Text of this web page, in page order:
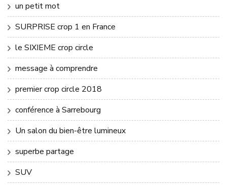
un petit mot
SURPRISE crop 1 en France
le SIXIEME crop circle
message à comprendre
premier crop circle 2018
conférence à Sarrebourg
Un salon du bien-être lumineux
superbe partage
SUV